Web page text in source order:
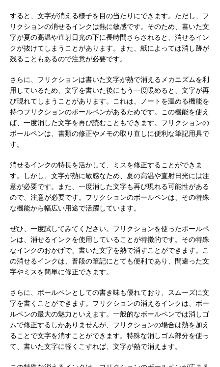
すると、文字が消える様子を目の当たりにできます。ただし、フ
リクションの消せるインクは熱に敏感です。そのため、書いた文
字が夏の高温や直射日光の下に長時間さらされると、消せるイン
クが抜けてしまうことがあります。また、紙によっては消し跡が
残ることもあるので注意が必要です。
さらに、フリクションは書いた文字が熱で消えるメカニズムを利
用しているため、文字を書いた後にもう一度暖めると、文字が再
び現れてしまうことがあります。これは、ノートを温める機能を
持つフリクションのボールペンがあるためです。この機能を使え
ば、一度消した文字を再び読むこともできます。フリクションの
ボールペンは、書類の修正やメモの取り直しに便利な筆記用具で
す。
消せるインクの特長を活かして、ミスを修正することができま
す。しかし、文字が熱に敏感なため、夏の高温や直射日光には注
意が必要です。また、一度消した文字も再び現れる可能性がある
ので、注意が必要です。フリクションのボールペンは、その特殊
な機能から幅広い用途で活躍しています。
ぜひ、一度試してみてください。フリクションを使ったボールペ
ンは、消せるインクを使用していることが特徴的です。その特殊
なインクのおかげで、書いた文字を熱で消すことができます。こ
の消せるインクは、普段の筆記にとても便利であり、間違った文
字やミスを簡単に修正できます。
さらに、ボールペンとしての書き味も優れており、スムーズに文
字を書くことができます。フリクションの消えるインクは、ボー
ルペンの最大の魅力といえます。一般的なボールペンでは消しゴ
ムで修正するしかありませんが、フリクションの場合は熱を加え
ることで文字を消すことができます。特殊な消しゴム部分を使っ
て、書いた文字に軽くこすれば、文字が熱で消えます。